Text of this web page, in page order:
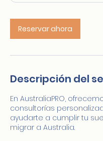
Reservar ahora
Descripción del
En AustraliaPRO,
consultorías
ayudarte a cumplir tu
migrar a Australia.